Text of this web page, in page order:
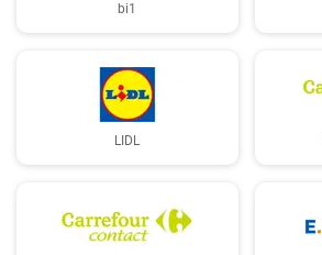
bi1
LIDL